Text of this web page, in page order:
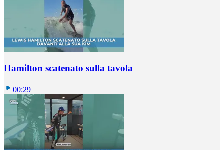
Hamilton scatenato sulla tavola
00:29